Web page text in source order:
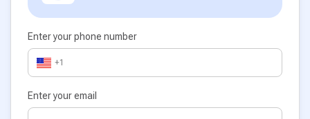
Enter your phone number
+1
Enter your email